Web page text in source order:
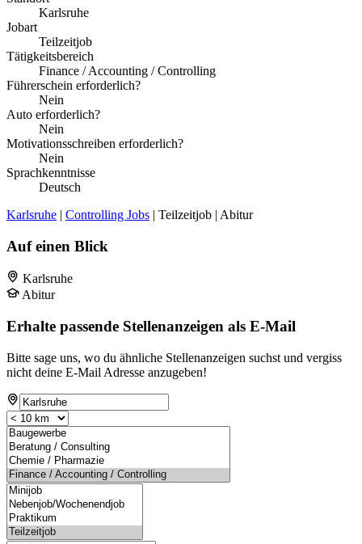
Karlsruhe
Jobart
Teilzeitjob
Tätigkeitsbereich
Finance / Accounting / Controlling
Führerschein erforderlich?
Nein
Auto erforderlich?
Nein
Motivationsschreiben erforderlich?
Nein
Sprachkenntnisse
Deutsch
Karlsruhe | Controlling Jobs | Teilzeitjob | Abitur
Auf einen Blick
Karlsruhe
Abitur
Erhalte passende Stellenanzeigen als E-Mail
Bitte sage uns, wo du ähnliche Stellenanzeigen suchst und vergiss
nicht deine E-Mail Adresse anzugeben!